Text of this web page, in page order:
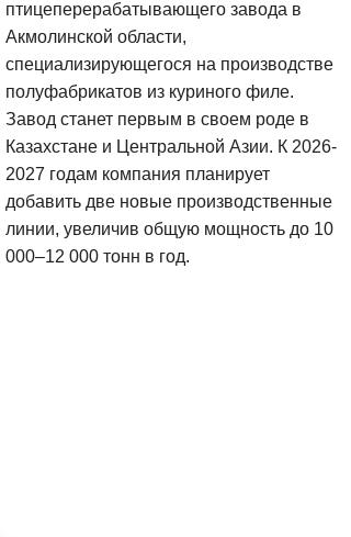
птицеперерабатывающего завода в
Акмолинской области,
специализирующегося на производстве
полуфабрикатов из куриного филе.
Завод станет первым в своем роде в
Казахстане и Центральной Азии. К 2026-
2027 годам компания планирует
добавить две новые производственные
линии, увеличив общую мощность до 10
000–12 000 тонн в год.